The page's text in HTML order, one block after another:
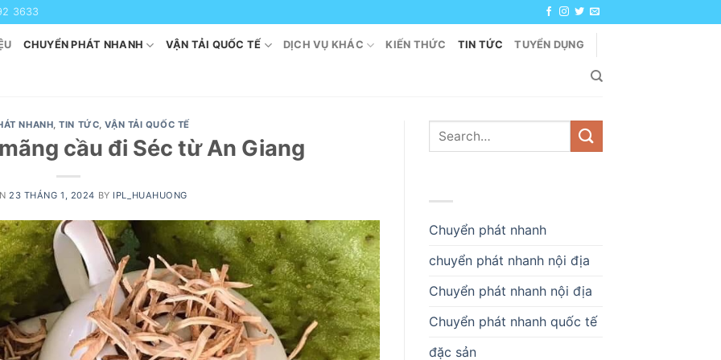
3633
CHUYỂN PHÁT NHANH VẬN TẢI QUỐC TẾ DỊCH VỤ KHÁC KIẾN THỨC TIN TỨC TUYỂN DỤNG
NHANH,TIN TỨC,VẬN TẢI QUỐC TẾ
cầu đi Séc từ An Giang
23 THÁNG 1, 2024 BY IPL_HUAHUONG
Chuyển phát nhanh
chuyển phát nhanh nội địa
Chuyển phát nhanh nội địa
Chuyển phát nhanh quốc tế
đặc sản